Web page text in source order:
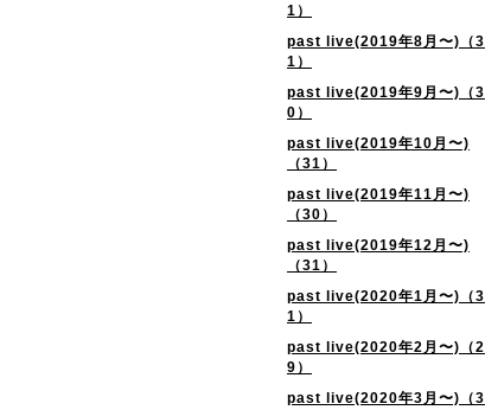
1）
past live(2019年8月〜)（3
1）
past live(2019年9月〜)（3
0）
past live(2019年10月〜)
（31）
past live(2019年11月〜)
（30）
past live(2019年12月〜)
（31）
past live(2020年1月〜)（3
1）
past live(2020年2月〜)（2
9）
past live(2020年3月〜)（3